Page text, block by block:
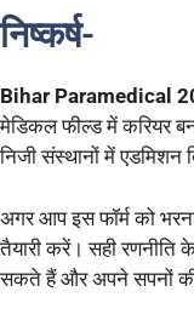
निष्कर्ष-
Bihar Paramedical
मेडिकल फील्ड में करियर
निजी संस्थानों में एडमिशन
अगर आप इस फॉर्म को
तैयारी करें। सही रणनीति
सकते हैं और अपने सपनों